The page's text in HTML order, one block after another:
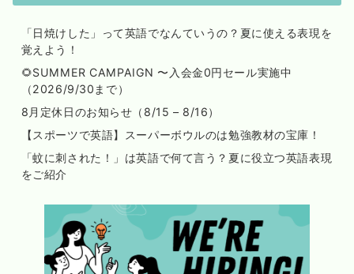
「日焼けした」って英語でなんていうの？夏に使える表現を
覚えよう！
🌻SUMMER CAMPAIGN 〜入会金0円セール実施中
（2026/9/30まで）
8月定休日のお知らせ（8/15 – 8/16）
【スポーツで英語】スーパーボウルのは勉強教材の宝庫！
「蚊に刺された！」は英語で何て言う？夏に役立つ英語表現
をご紹介